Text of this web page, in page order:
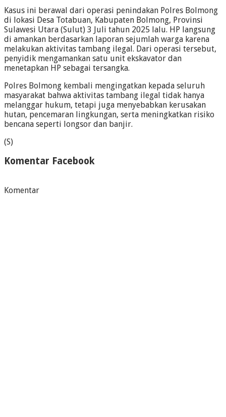
Kasus ini berawal dari operasi penindakan Polres Bolmong
di lokasi Desa Totabuan, Kabupaten Bolmong, Provinsi
Sulawesi Utara (Sulut) 3 Juli tahun 2025 lalu. HP langsung
di amankan berdasarkan laporan sejumlah warga karena
melakukan aktivitas tambang ilegal. Dari operasi tersebut,
penyidik mengamankan satu unit ekskavator dan
menetapkan HP sebagai tersangka.
Polres Bolmong kembali mengingatkan kepada seluruh
masyarakat bahwa aktivitas tambang ilegal tidak hanya
melanggar hukum, tetapi juga menyebabkan kerusakan
hutan, pencemaran lingkungan, serta meningkatkan risiko
bencana seperti longsor dan banjir.
(S)
Komentar Facebook
Komentar